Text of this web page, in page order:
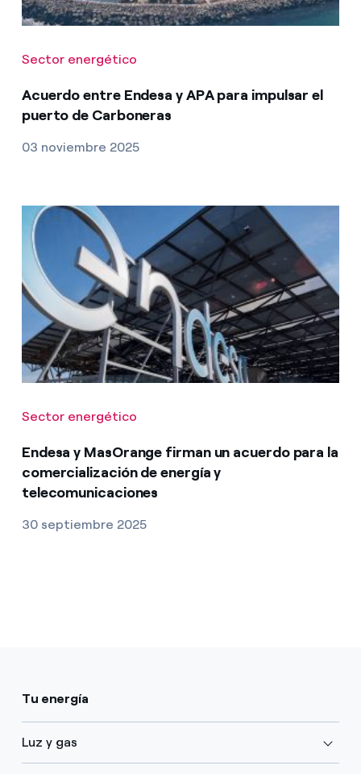
Sector energético
Acuerdo entre Endesa y APA para impulsar el
puerto de Carboneras
03 noviembre 2025
Sector energético
Endesa y MasOrange firman un acuerdo para la
comercialización de energía y
telecomunicaciones
30 septiembre 2025
Tu energía
Luz y gas